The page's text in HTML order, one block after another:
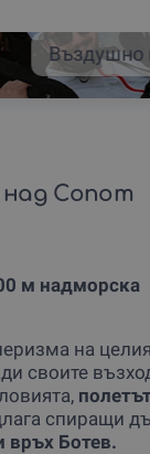
Въздушно
над Сопот
м надморска
на целия
своите
спиращи
връх Ботев.